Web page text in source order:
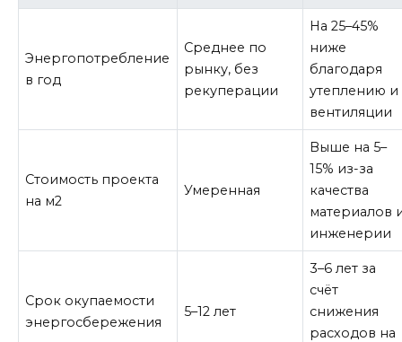
Энергопотребление
в год
Среднее по
рынку, без
рекуперации
На 25–45%
ниже
благодаря
утеплению и
вентиляции
Стоимость проекта
на м2
Умеренная
Выше на 5–
15% из-за
качества
материалов
инженерии
Срок окупаемости
энергосбережения
5–12 лет
3–6 лет за
счёт
снижения
расходов на